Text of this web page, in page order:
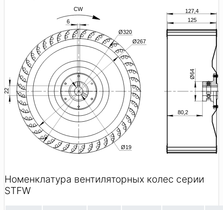
Номенклатура вентиляторных колес серии
STFW